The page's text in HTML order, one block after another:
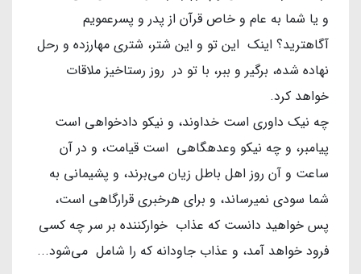
و یا شما به عام و خاص قرآن از پدر و پسرعمویم
آگاهترید؟ اینک این تو و این شتر، شتری مهارزده و رحل
نهاده شده، برگیر و ببر، با تو در روز رستاخیز ملاقات
خواهد کرد.
چه نیک داوری است خداوند، و نیکو دادخواهی است
پیامبر، و چه نیکو وعدهگاهی است قیامت، و در آن
ساعت و آن روز اهل باطل زیان می‌برند، و پشیمانی به
شما سودی نمیرساند، و برای هرخبری قرارگاهی است،
پس خواهید دانست که عذاب خوارکننده بر سر چه کسی
فرود خواهد آمد، و عذاب جاودانه که را شامل می‌شود...